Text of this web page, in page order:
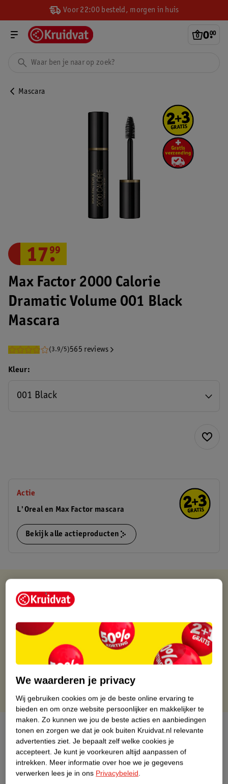
Voor 22:00 besteld, morgen in huis
0.
00
Mascara
Max Factor 2000 Calorie
Dramatic Volume 001 Black
Mascara
(3.9/5)565 reviews
17.
99
Kleur
001 Black
Actie
L'Oreal en Max Factor mascara
Bekijk alle actieproducten
Kruidvat is altijd voordelig
Op werkdagen voor 22:00 uur besteld, volgende dag in huis
Gratis thuisbezorgd vanaf 50.00
Gratis retourneren binnen 30 dagen
Gratis punten met je Kruidvat kaart
Over dit product
Productinformatie
We waarderen je privacy
Wij gebruiken cookies om je de beste online ervaring te
bieden en om onze website persoonlijker en makkelijker te
maken. Zo kunnen we jou de beste acties en aanbiedingen
tonen en zorgen we dat je ook buiten Kruidvat.nl relevante
advertenties ziet. Je bepaalt zelf welke cookies je
accepteert. Je kunt je voorkeuren altijd aanpassen of
intrekken. Meer informatie over hoe we je gegevens
verwerken lees je in ons Privacybeleid.